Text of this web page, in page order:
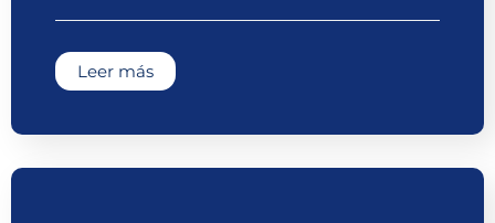
Leer más